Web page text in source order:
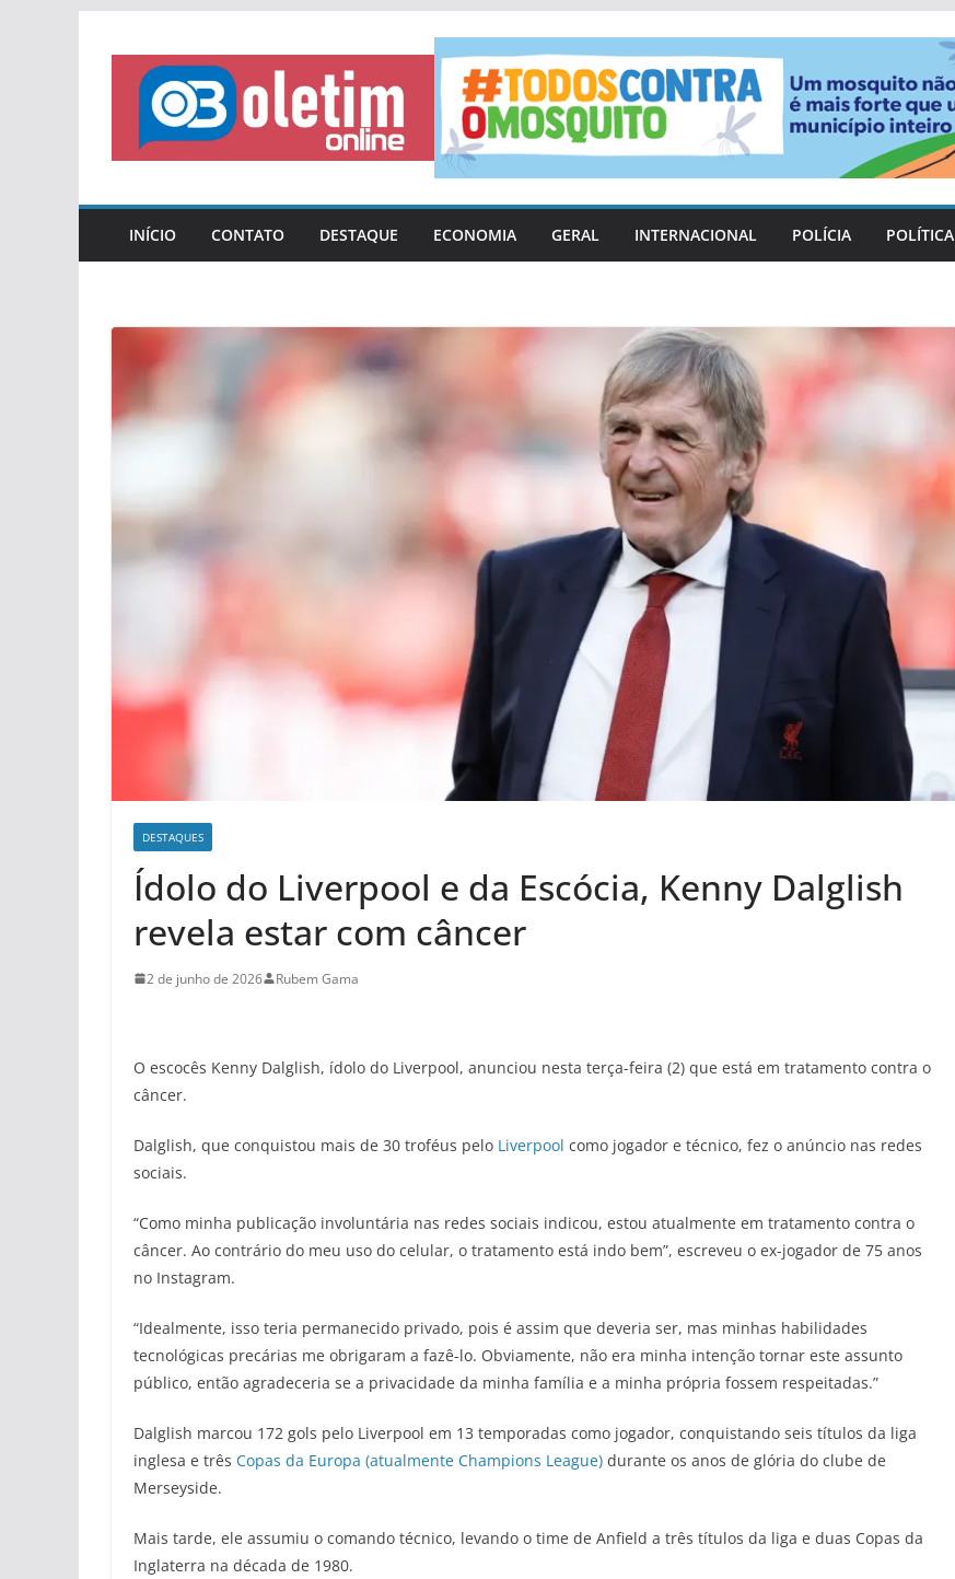
para
conteúdo
INÍCIO CONTATO DESTAQUE ECONOMIA GERAL INTERNACIONAL POLÍCIA POLÍTICA
DESTAQUES
Ídolo do Liverpool e da Escócia, Kenny Dalglish
revela estar com câncer
2 de junho de 2026 Rubem Gama
O escocês Kenny Dalglish, ídolo do Liverpool, anunciou nesta terça-feira (2) que está em tratamento contra o
câncer.
Dalglish, que conquistou mais de 30 troféus pelo Liverpool como jogador e técnico, fez o anúncio nas redes
sociais.
“Como minha publicação involuntária nas redes sociais indicou, estou atualmente em tratamento contra o
câncer. Ao contrário do meu uso do celular, o tratamento está indo bem”, escreveu o ex-jogador de 75 anos
no Instagram.
“Idealmente, isso teria permanecido privado, pois é assim que deveria ser, mas minhas habilidades
tecnológicas precárias me obrigaram a fazê-lo. Obviamente, não era minha intenção tornar este assunto
público, então agradeceria se a privacidade da minha família e a minha própria fossem respeitadas.”
Dalglish marcou 172 gols pelo Liverpool em 13 temporadas como jogador, conquistando seis títulos da liga
inglesa e três Copas da Europa (atualmente Champions League) durante os anos de glória do clube de
Merseyside.
Mais tarde, ele assumiu o comando técnico, levando o time de Anfield a três títulos da liga e duas Copas da
Inglaterra na década de 1980.